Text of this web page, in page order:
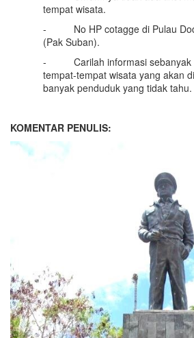
tempat wisata.
- No HP cotagge di Pulau
(Pak Suban).
- Carilah informasi sebanyak
tempat-tempat wisata yang akan
banyak penduduk yang tidak tahu.
KOMENTAR PENULIS: